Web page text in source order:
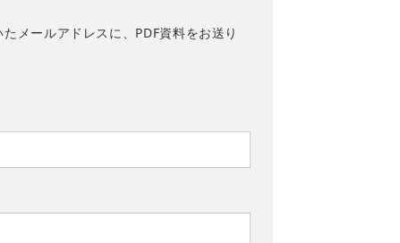
メールアドレスに、PDF資料をお送り